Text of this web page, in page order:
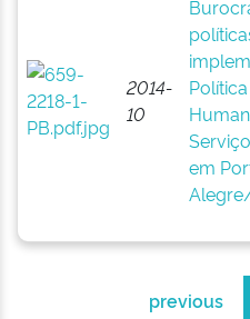
2014-
10
em
previous